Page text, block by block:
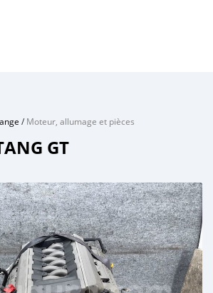
/Moteur, allumage et pièces
GT